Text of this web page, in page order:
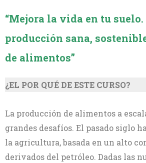
“Mejora la vida en tu
producción sana,
de alimentos”
¿EL POR QUÉ DE ESTE CURSO?
La producción de alimentos a
grandes desafíos. El pasado siglo
la agricultura, basada en un alto
derivados del petróleo. Dadas las